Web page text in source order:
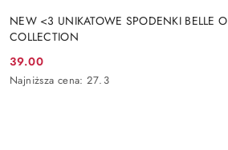
NEW <3 UNIKATOWE SPODENKI BELLE
COLLECTION
Cena
promocyjna:
39.00
Najniższa
Najniższa cena: 27.3